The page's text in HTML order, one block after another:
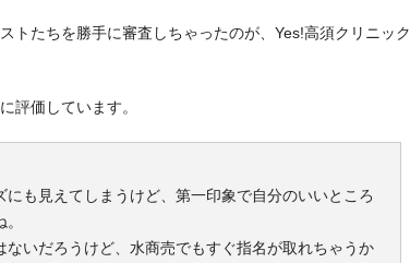
トたちを勝手に審査しちゃったのが、Yes!高須クリニック
評価しています。
も見えてしまうけど、第一印象で自分のいいところ
ないだろうけど、水商売でもすぐ指名が取れちゃうか